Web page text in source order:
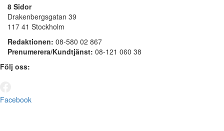
8 Sidor
Drakenbergsgatan 39
117 41 Stockholm
Redaktionen: 08-580 02 867
Prenumerera/Kundtjänst: 08-121 060 38
Följ oss:
Facebook